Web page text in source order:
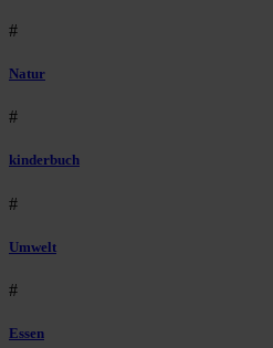
#
Natur
#
kinderbuch
#
Umwelt
#
Essen